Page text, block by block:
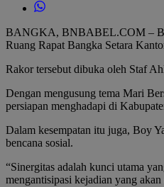
BANGKA, BNBABEL.COM –
Ruang Rapat Bangka Setara
Rakor tersebut dibuka oleh Staf
Dengan mengusung tema Mari
persiapan menghadapi di
Dalam kesempatan itu juga, Boy
bencana sosial.
“Sinergitas adalah kunci utama
mengantisipasi kejadian yang